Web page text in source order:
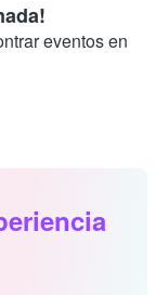
eventos en